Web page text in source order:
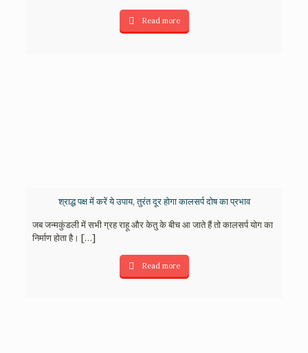
Read more
श्राद्ध पक्ष में करें ये उपाय, तुरंत दूर होगा कालसर्प दोष का प्रभाव
जब जन्मकुंडली में सभी ग्रह राहू और केतु के बीच आ जाते हैं तो कालसर्प योग का
निर्माण होता है। […]
Read more